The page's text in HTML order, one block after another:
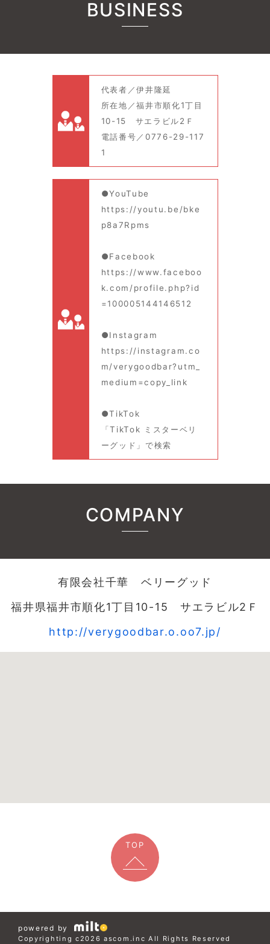
BUSINESS
代表者／伊井隆延
所在地／福井市順化1丁目
10-15 サエラビル2Ｆ
電話番号／0776-29-117
1
●YouTube
https://youtu.be/bke
p8a7Rpms
●Facebook
https://www.faceboo
k.com/profile.php?id
=100005144146512
●Instagram
https://instagram.co
m/verygoodbar?utm_
medium=copy_link
●TikTok
「TikTok ミスターベリ
ーグッド」で検索
COMPANY
有限会社千華 ベリーグッド
福井県福井市順化1丁目10-15 サエラビル2Ｆ
http://verygoodbar.o.oo7.jp/
TOP
powered by
Copyrighting c2026 ascom.inc All Rights Reserved